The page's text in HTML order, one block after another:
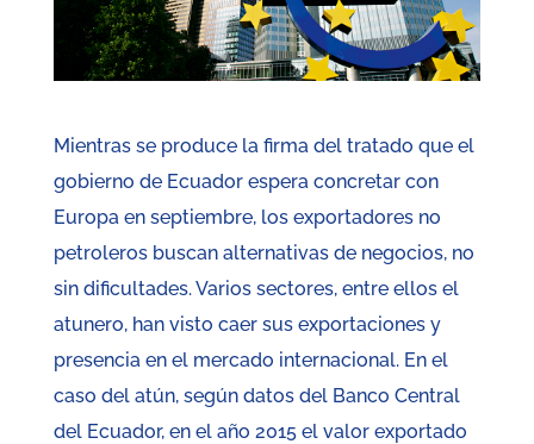
Mientras se produce la firma del tratado que el
gobierno de Ecuador espera concretar con
Europa en septiembre, los exportadores no
petroleros buscan alternativas de negocios, no
sin dificultades. Varios sectores, entre ellos el
atunero, han visto caer sus exportaciones y
presencia en el mercado internacional. En el
caso del atún, según datos del Banco Central
del Ecuador, en el año 2015 el valor exportado